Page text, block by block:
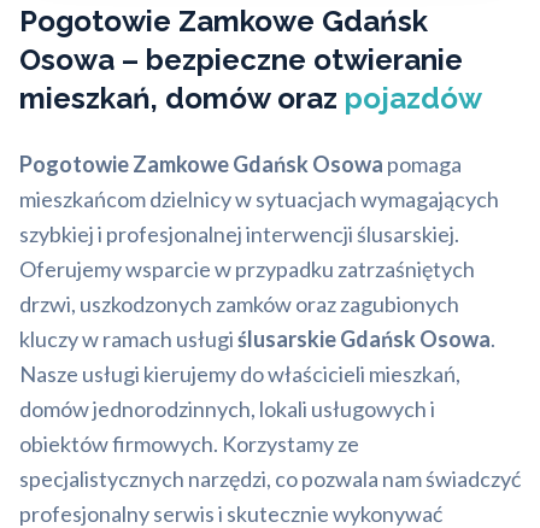
Pogotowie Zamkowe Gdańsk
Osowa – bezpieczne otwieranie
mieszkań, domów oraz pojazdów
Pogotowie Zamkowe Gdańsk Osowa pomaga
mieszkańcom dzielnicy w sytuacjach wymagających
szybkiej i profesjonalnej interwencji ślusarskiej.
Oferujemy wsparcie w przypadku zatrzaśniętych
drzwi, uszkodzonych zamków oraz zagubionych
kluczy w ramach usługiślusarskie Gdańsk Osowa.
Nasze usługi kierujemy do właścicieli mieszkań,
domów jednorodzinnych, lokali usługowych i
obiektów firmowych. Korzystamy ze
specjalistycznych narzędzi, co pozwala nam świadczyć
profesjonalny serwis i skutecznie wykonywać